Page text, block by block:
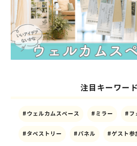
注目キーワード
#ウェルカムスペース #ミラー #フ
#タペストリー #パネル #ゲスト参